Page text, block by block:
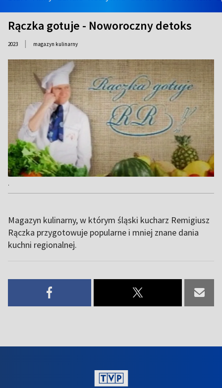
Rączka gotuje - Noworoczny detoks
2023 | magazyn kulinarny
.
Magazyn kulinarny, w którym śląski kucharz Remigiusz
Rączka przygotowuje popularne i mniej znane dania
kuchni regionalnej.